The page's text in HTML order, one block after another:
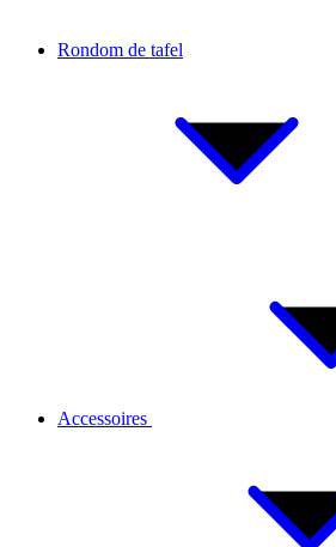
Rondom de tafel
Accessoires